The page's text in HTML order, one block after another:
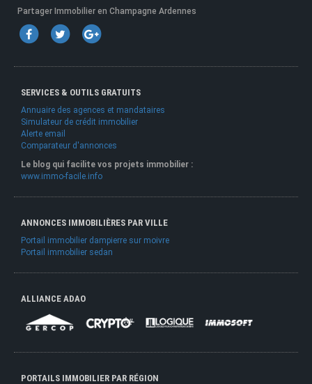
Partager Immobilier en Champagne Ardennes
SERVICES & OUTILS GRATUITS
Annuaire des agences et mandataires
Simulateur de crédit immobilier
Alerte email
Comparateur d'annonces
Le blog qui facilite vos projets immobilier :
www.immo-facile.info
ANNONCES IMMOBILIÈRES PAR VILLE
Portail immobilier dampierre sur moivre
Portail immobilier sedan
ALLIANCE ADAO
PORTAILS IMMOBILIER PAR RÉGION